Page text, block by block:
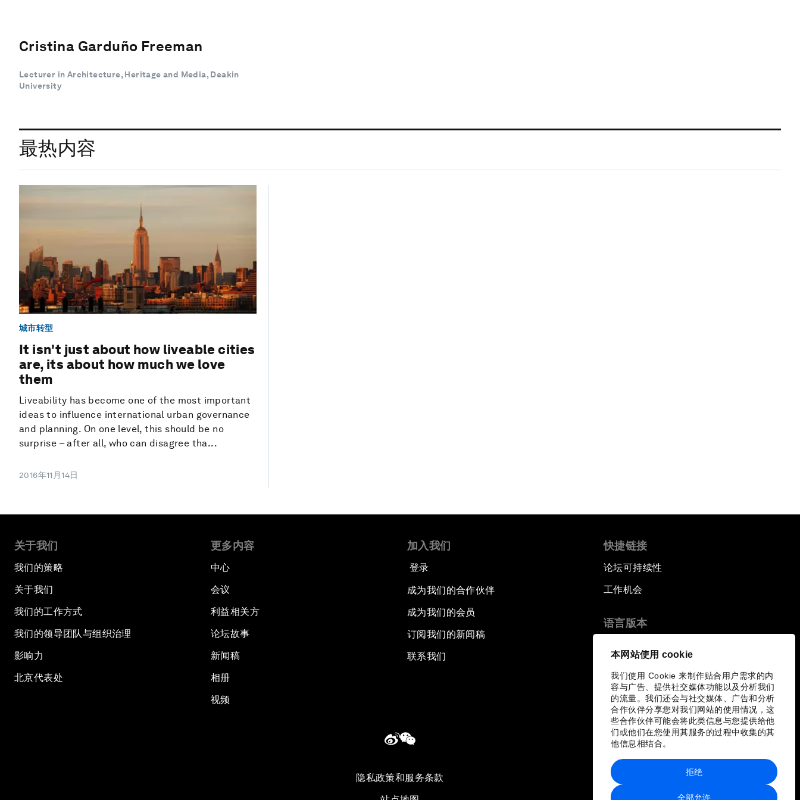
本网站使用 cookie
我们使用 Cookie 来制作贴合用户需求的内
容与广告、提供社交媒体功能以及分析我们
的流量。我们还会与社交媒体、广告和分析
合作伙伴分享您对我们网站的使用情况，这
些合作伙伴可能会将此类信息与您提供给他
们或他们在您使用其服务的过程中收集的其
他信息相结合。
全部允许
拒绝
Cristina Garduño Freeman
Lecturer in Architecture, Heritage and Media, Deakin
University
最热内容
城市转型
It isn't just about how liveable cities
are, its about how much we love
them
Liveability has become one of the most important
ideas to influence international urban governance
and planning. On one level, this should be no
surprise – after all, who can disagree tha...
2016年11月14日
关于我们
我们的策略
关于我们
我们的工作方式
我们的领导团队与组织治理
影响力
北京代表处
更多内容
中心
会议
利益相关方
论坛故事
新闻稿
相册
视频
加入我们
登录
成为我们的合作伙伴
成为我们的会员
订阅我们的新闻稿
联系我们
快捷链接
论坛可持续性
工作机会
语言版本
隐私政策和服务条款